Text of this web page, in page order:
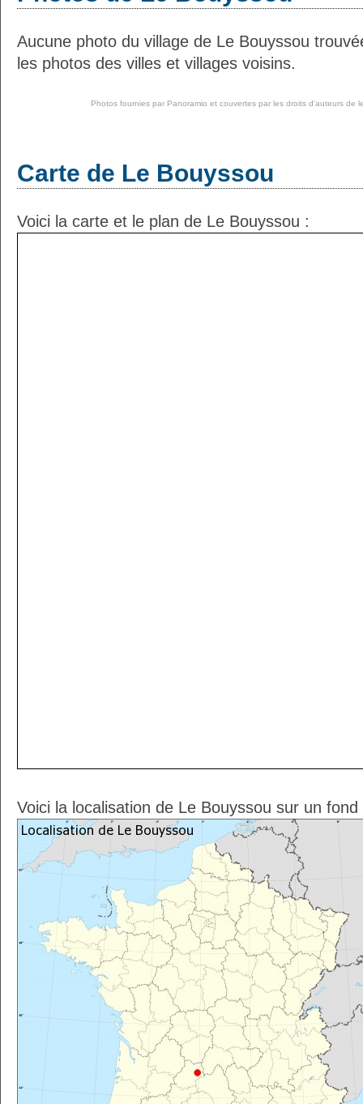
Aucune photo du village de Le Bouyssou
les photos des villes et villages voisins.
Photos fournies par Panoramio et couvertes par les droits d'auteurs de
Carte de Le Bouyssou
Voici la carte et le plan de Le Bouyssou :
Voici la localisation de Le Bouyssou sur un